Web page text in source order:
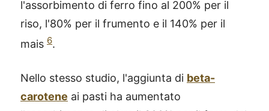
l'assorbimento di ferro fino al 200% per il
riso, l'80% per il frumento e il 140% per il
mais 6.
Nello stesso studio, l'aggiunta di beta-
carotene ai pasti ha aumentato